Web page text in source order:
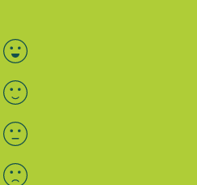
Bewertung auswählen